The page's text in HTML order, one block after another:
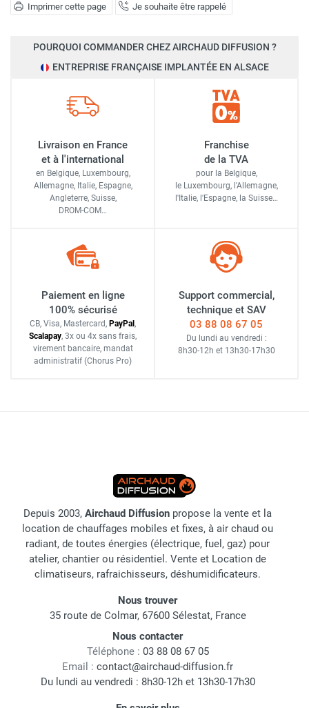
Imprimer cette page Je souhaite être rappelé
POURQUOI COMMANDER CHEZ AIRCHAUD DIFFUSION ?
ENTREPRISE FRANÇAISE IMPLANTÉE EN ALSACE
Livraison en France
et à l'international
en Belgique, Luxembourg,
Allemagne, Italie, Espagne,
Angleterre, Suisse,
DROM-COM…
Franchise
de la TVA
pour la Belgique,
le Luxembourg, l'Allemagne,
l'Italie, l'Espagne, la Suisse…
Paiement en ligne
100% sécurisé
CB, Visa, Mastercard, PayPal ,
Scalapay, 3x ou 4x sans frais,
virement bancaire, mandat
administratif (Chorus Pro)
Support commercial,
technique et SAV
03 88 08 67 05
Du lundi au vendredi :
8h30-12h et 13h30-17h30
Depuis 2003, Airchaud Diffusion propose la vente et la
location de chauffages mobiles et fixes, à air chaud ou
radiant, de toutes énergies (électrique, fuel, gaz) pour
atelier, chantier ou résidentiel. Vente et Location de
climatiseurs, rafraichisseurs, déshumidificateurs.
Nous trouver
35 route de Colmar, 67600 Sélestat, France
Nous contacter
Téléphone : 03 88 08 67 05
Email : contact@airchaud-diffusion.fr
Du lundi au vendredi : 8h30-12h et 13h30-17h30